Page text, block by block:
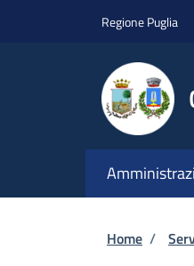
Regione Puglia
Home /